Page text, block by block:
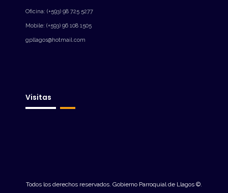
Oficina: (+593) 98 725 5277
Mobile: (+593) 96 108 1505
gpllagos@hotmail.com
Visitas
Todos los derechos reservados. Gobierno Parroquial de Llagos ©.